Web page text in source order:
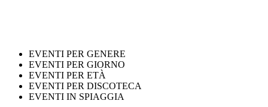
EVENTI PER GENERE
EVENTI PER GIORNO
EVENTI PER ETÀ
EVENTI PER DISCOTECA
EVENTI IN SPIAGGIA